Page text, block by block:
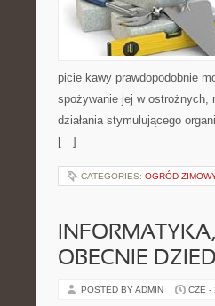
picie kawy prawdopodobnie
spożywanie jej w ostrożnych,
działania stymulującego
[…]
CATEGORIES: OGRÓD
OBECNIE
POSTED BY ADMIN CZE -